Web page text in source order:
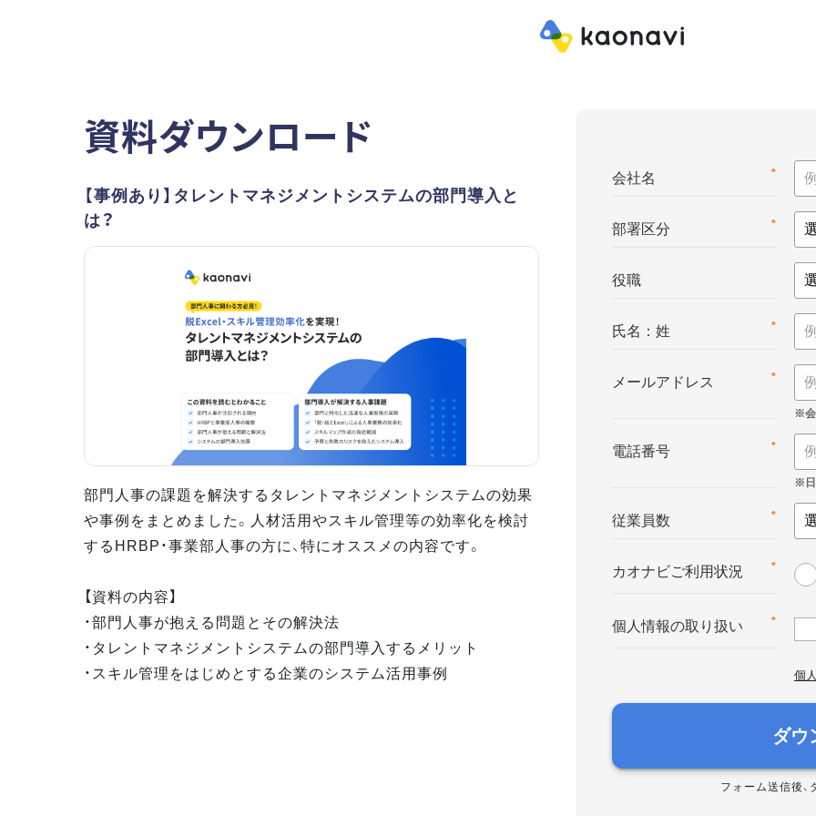
資料ダウンロード
【事例あり】タレントマネジメントシステムの部門導入と
は？
部門人事の課題を解決するタレントマネジメントシステムの効果
や事例をまとめました。人材活用やスキル管理等の効率化を検討
するHRBP・事業部人事の方に、特にオススメの内容です。
【資料の内容】
・部門人事が抱える問題とその解決法
・タレントマネジメントシステムの部門導入するメリット
・スキル管理をはじめとする企業のシステム活用事例
*
会社名
*
部署区分
役職
*
氏名：姓
*
メールアドレス
*
電話番号
*
従業員数
*
カオナビご利用状況
*
個人情報の取り扱い
個
ダウ
フォーム送信後